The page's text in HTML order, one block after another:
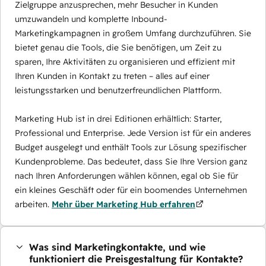
Zielgruppe anzusprechen, mehr Besucher in Kunden
umzuwandeln und komplette Inbound-
Marketingkampagnen in großem Umfang durchzuführen. Sie
bietet genau die Tools, die Sie benötigen, um Zeit zu
sparen, Ihre Aktivitäten zu organisieren und effizient mit
Ihren Kunden in Kontakt zu treten – alles auf einer
leistungsstarken und benutzerfreundlichen Plattform.
Marketing Hub ist in drei Editionen erhältlich: Starter,
Professional und Enterprise. Jede Version ist für ein anderes
Budget ausgelegt und enthält Tools zur Lösung spezifischer
Kundenprobleme. Das bedeutet, dass Sie Ihre Version ganz
nach Ihren Anforderungen wählen können, egal ob Sie für
ein kleines Geschäft oder für ein boomendes Unternehmen
arbeiten. Mehr über Marketing Hub erfahren
Was sind Marketingkontakte, und wie
funktioniert die Preisgestaltung für Kontakte?